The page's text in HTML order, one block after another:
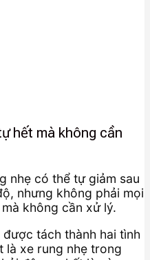
hết mà không cần
nhẹ có thể tự giảm sau
nhưng không phải mọi
không cần xử lý.
tách thành hai tình
là xe rung nhẹ trong